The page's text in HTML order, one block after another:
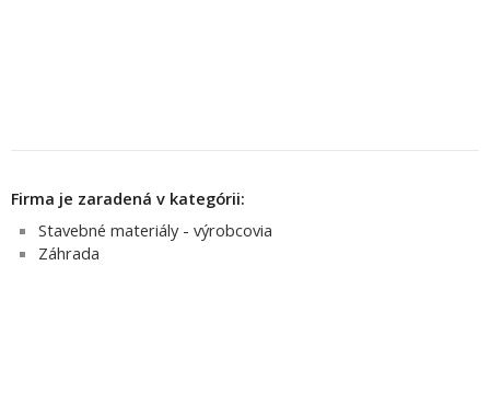
Firma je zaradená v kategórii:
Stavebné materiály - výrobcovia
Záhrada